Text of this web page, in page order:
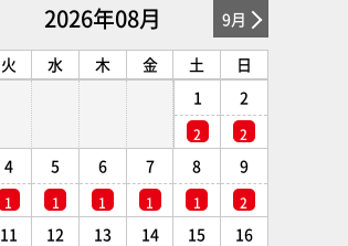
2026年08月 9月
火 水 木 金 土
日
1
2
2
2
4
1
5
1
6
1
7
1
8
1
9
2
11 12 13 14 15 16